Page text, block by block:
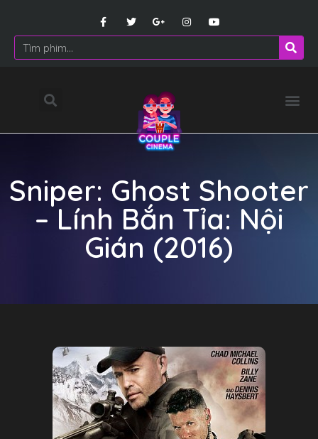
Sniper: Ghost Shooter
– Lính Bắn Tỉa: Nội
Gián (2016)